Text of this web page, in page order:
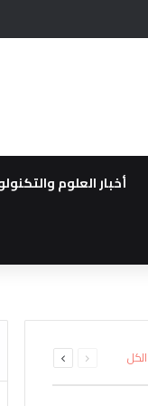
أخبار العلوم
آخرين
الكل الصفحةالصفحة